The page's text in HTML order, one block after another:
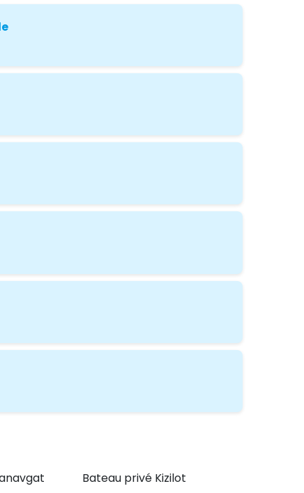
Bateau privé Kizilot